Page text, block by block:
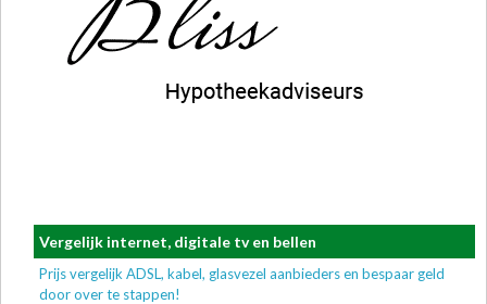
Vergelijk internet, digitale tv en bellen
Prijs vergelijk ADSL, kabel, glasvezel aanbieders en bespaar geld
door over te stappen!